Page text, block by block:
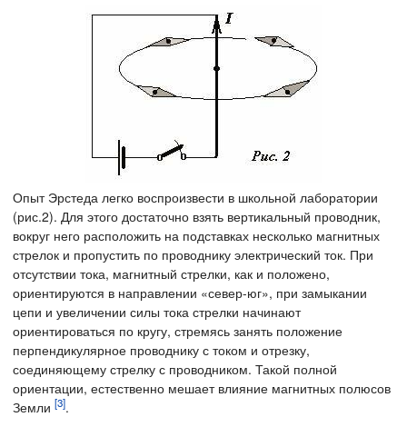
Опыт Эрстеда легко воспроизвести в школьной лаборатории
(рис.2). Для этого достаточно взять вертикальный проводник,
вокруг него расположить на подставках несколько магнитных
стрелок и пропустить по проводнику электрический ток. При
отсутствии тока, магнитный стрелки, как и положено,
ориентируются в направлении «север-юг», при замыкании
цепи и увеличении силы тока стрелки начинают
ориентироваться по кругу, стремясь занять положение
перпендикулярное проводнику с током и отрезку,
соединяющему стрелку с проводником. Такой полной
ориентации, естественно мешает влияние магнитных полюсов
Земли [3].